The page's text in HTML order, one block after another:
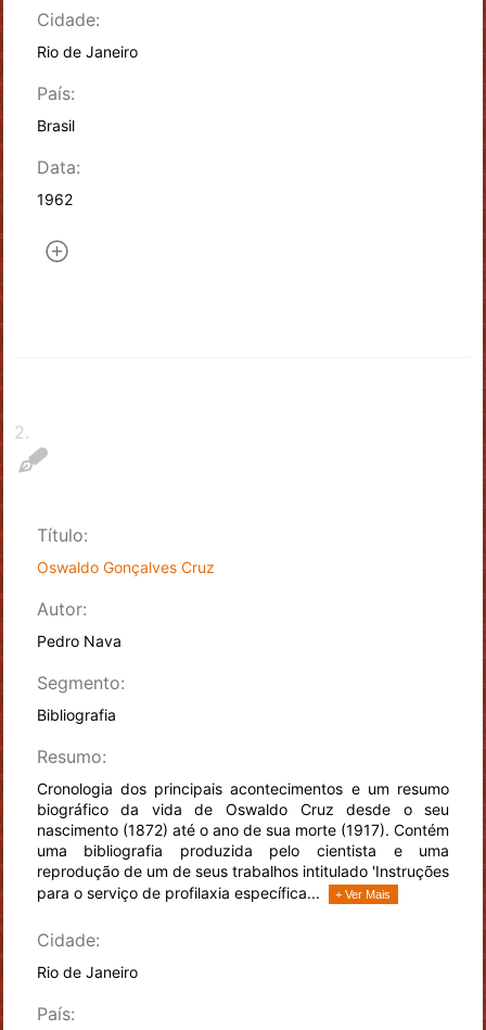
Cidade:
Rio de Janeiro
País:
Brasil
Data:
1962
2 .
Título:
Oswaldo Gonçalves Cruz
Autor:
Pedro Nava
Segmento:
Bibliografia
Resumo:
Cronologia dos principais acontecimentos e um resumo
biográfico da vida de Oswaldo Cruz desde o seu
nascimento (1872) até o ano de sua morte (1917). Contém
uma bibliografia produzida pelo cientista e uma
reprodução de um de seus trabalhos intitulado 'Instruções
para o serviço de profilaxia específica...
+ Ver Mais
Cidade:
Rio de Janeiro
País: